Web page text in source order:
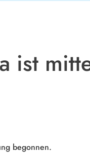
ist
begonnen.